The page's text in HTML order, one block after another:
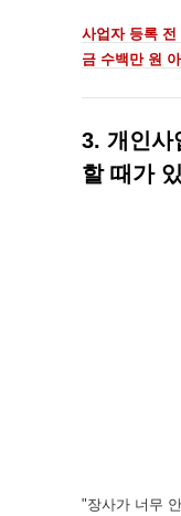
사업자 등록
금 수백만 원
3. 개인사
할 때가
"장사가 너무